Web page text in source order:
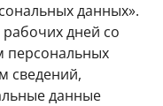
данных».
дней со
персональных
сведений,
данные